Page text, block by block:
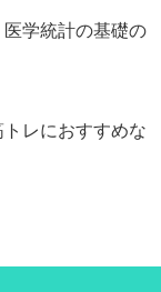
医学統計の基礎の
トレにおすすめな